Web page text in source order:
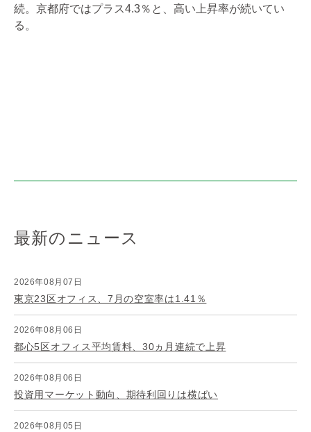
続。京都府ではプラス4.3％と、高い上昇率が続いてい
る。
最新のニュース
2026年08月07日
東京23区オフィス、7月の空室率は1.41％
2026年08月06日
都心5区オフィス平均賃料、30ヵ月連続で上昇
2026年08月06日
投資用マーケット動向、期待利回りは横ばい
2026年08月05日